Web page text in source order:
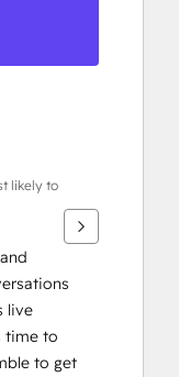
likely to
live
time to
to get